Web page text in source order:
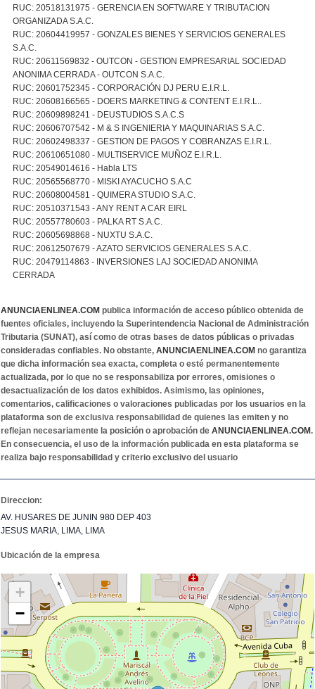
RUC: 20518131975 - GERENCIA EN SOFTWARE Y TRIBUTACION
ORGANIZADA S.A.C.
RUC: 20604419957 - GONZALES BIENES Y SERVICIOS GENERALES
S.A.C.
RUC: 20611569832 - OUTCON - GESTION EMPRESARIAL SOCIEDAD
ANONIMA CERRADA - OUTCON S.A.C.
RUC: 20601752345 - CORPORACIÓN DJ PERU E.I.R.L.
RUC: 20608166565 - DOERS MARKETING & CONTENT E.I.R.L..
RUC: 20609898241 - DEUSTUDIOS S.A.C.S
RUC: 20606707542 - M & S INGENIERIA Y MAQUINARIAS S.A.C.
RUC: 20602498337 - GESTION DE PAGOS Y COBRANZAS E.I.R.L.
RUC: 20610651080 - MULTISERVICE MUÑOZ E.I.R.L.
RUC: 20549014616 - Habla LTS
RUC: 20565568770 - MISKI AYACUCHO S.A.C
RUC: 20608004581 - QUIMERA STUDIO S.A.C.
RUC: 20510371543 - ANY RENT A CAR EIRL
RUC: 20557780603 - PALKA RT S.A.C.
RUC: 20605698868 - NUXTU S.A.C.
RUC: 20612507679 - AZATO SERVICIOS GENERALES S.A.C.
RUC: 20479114863 - INVERSIONES LAJ SOCIEDAD ANONIMA
CERRADA
ANUNCIAENLINEA.COM publica información de acceso público obtenida de
fuentes oficiales, incluyendo la Superintendencia Nacional de Administración
Tributaria (SUNAT), así como de otras bases de datos públicas o privadas
consideradas confiables. No obstante, ANUNCIAENLINEA.COM no garantiza
que dicha información sea exacta, completa o esté permanentemente
actualizada, por lo que no se responsabiliza por errores, omisiones o
desactualización de los datos exhibidos. Asimismo, las opiniones,
comentarios, calificaciones o valoraciones publicadas por los usuarios en la
plataforma son de exclusiva responsabilidad de quienes las emiten y no
reflejan necesariamente la posición o aprobación de ANUNCIAENLINEA.COM.
En consecuencia, el uso de la información publicada en esta plataforma se
realiza bajo responsabilidad y criterio exclusivo del usuario
Direccion:
AV. HUSARES DE JUNIN 980 DEP 403
JESUS MARIA, LIMA, LIMA
Ubicación de la empresa
+
−